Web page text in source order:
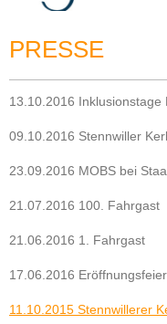
PRESSE
13.10.2016 Inklusionstage
09.10.2016 Stennwiller
23.09.2016 MOBS bei
21.07.2016 100. Fahrgast
21.06.2016 1. Fahrgast
17.06.2016
11.10.2015 Stennwillerer